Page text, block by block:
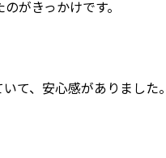
がきっかけです。
て、安心感がありました。